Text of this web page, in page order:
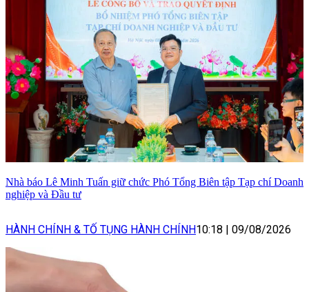
Nhà báo Lê Minh Tuấn giữ chức Phó Tổng Biên tập Tạp chí Doanh
nghiệp và Đầu tư
HÀNH CHÍNH & TỐ TỤNG HÀNH CHÍNH10:18 | 09/08/2026